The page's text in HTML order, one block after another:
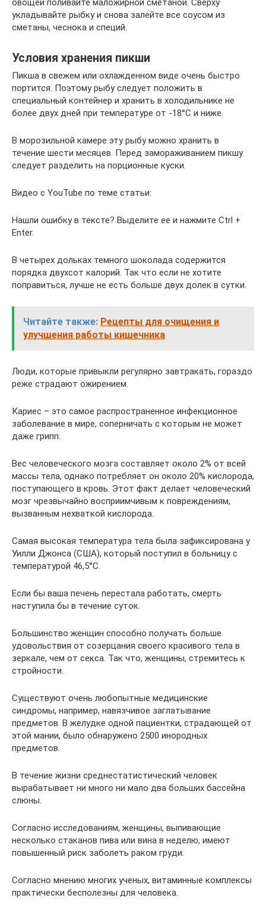
овощей поливайте маложирной сметаной. Сверху
укладывайте рыбку и снова залейте все соусом из
сметаны, чеснока и специй.
Условия хранения пикши
Пикша в свежем или охлажденном виде очень быстро
портится. Поэтому рыбу следует положить в
специальный контейнер и хранить в холодильнике не
более двух дней при температуре от -18°С и ниже.
В морозильной камере эту рыбу можно хранить в
течение шести месяцев. Перед замораживанием пикшу
следует разделить на порционные куски.
Видео с YouTube по теме статьи:
Нашли ошибку в тексте? Выделите ее и нажмите Ctrl +
Enter.
В четырех дольках темного шоколада содержится
порядка двухсот калорий. Так что если не хотите
поправиться, лучше не есть больше двух долек в сутки.
Читайте также: Рецепты для очищения и
улучшения работы кишечника
Люди, которые привыкли регулярно завтракать, гораздо
реже страдают ожирением.
Кариес – это самое распространенное инфекционное
заболевание в мире, соперничать с которым не может
даже грипп.
Вес человеческого мозга составляет около 2% от всей
массы тела, однако потребляет он около 20% кислорода,
поступающего в кровь. Этот факт делает человеческий
мозг чрезвычайно восприимчивым к повреждениям,
вызванным нехваткой кислорода.
Самая высокая температура тела была зафиксирована у
Уилли Джонса (США), который поступил в больницу с
температурой 46,5°C.
Если бы ваша печень перестала работать, смерть
наступила бы в течение суток.
Большинство женщин способно получать больше
удовольствия от созерцания своего красивого тела в
зеркале, чем от секса. Так что, женщины, стремитесь к
стройности.
Существуют очень любопытные медицинские
синдромы, например, навязчивое заглатывание
предметов. В желудке одной пациентки, страдающей от
этой мании, было обнаружено 2500 инородных
предметов.
В течение жизни среднестатистический человек
вырабатывает ни много ни мало два больших бассейна
слюны.
Согласно исследованиям, женщины, выпивающие
несколько стаканов пива или вина в неделю, имеют
повышенный риск заболеть раком груди.
Согласно мнению многих ученых, витаминные комплексы
практически бесполезны для человека.